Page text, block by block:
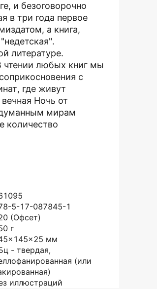
и безоговорочно
в три года первое
а книга,
литературе.
чтении любых книг мы
с
где живут
Ночь от
мирам
количество
5-17-087845-1
(Офсет)
г
мм
- твердая,
(или
иллюстраций